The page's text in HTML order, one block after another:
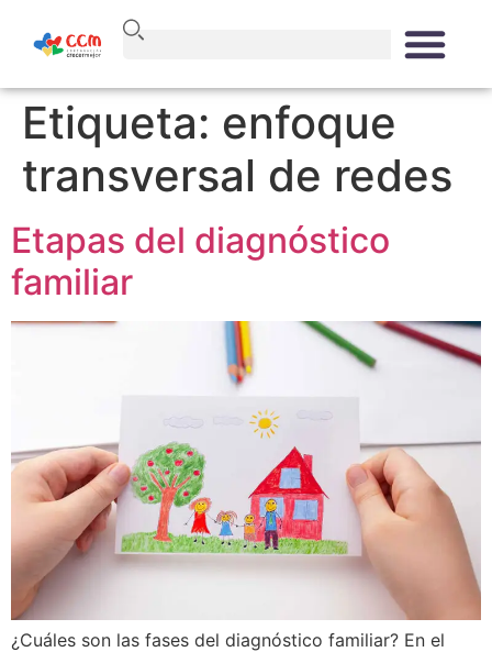
Etiqueta: enfoque
transversal de redes
Etapas del diagnóstico
familiar
¿Cuáles son las fases del diagnóstico familiar? En el